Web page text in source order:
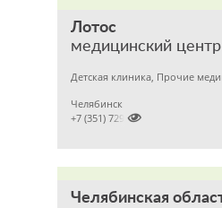
Лотос
медицинский центр
Челябинск

+7 (351) 7298929